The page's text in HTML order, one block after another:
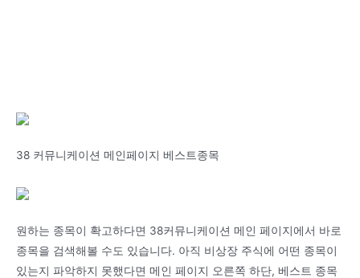
38 커뮤니케이션 메인페이지 베스트종목
원하는 종목이 확고하다면 38커뮤니케이션 메인 페이지에서 바로
종목을 검색해볼 수도 있습니다. 아직 비상장 주식에 어떤 종목이
있는지 파악하지 못했다면 메인 페이지 오른쪽 하단, 베스트 종목